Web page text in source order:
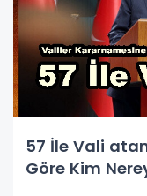
57 İle Vali
Göre Kim